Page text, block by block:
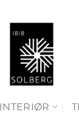
INTERIØR